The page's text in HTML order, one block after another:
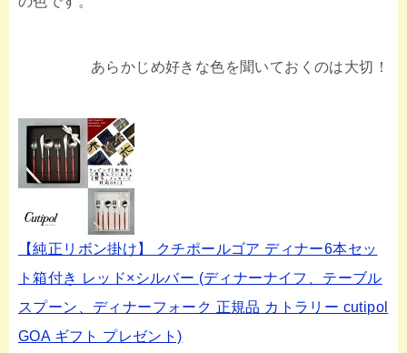
あらかじめ好きな色を聞いておくのは大切！
【純正リボン掛け】 クチポールゴア ディナー6本セッ
ト箱付き レッド×シルバー (ディナーナイフ、テーブル
スプーン、ディナーフォーク 正規品 カトラリー cutipol
GOA ギフト プレゼント)